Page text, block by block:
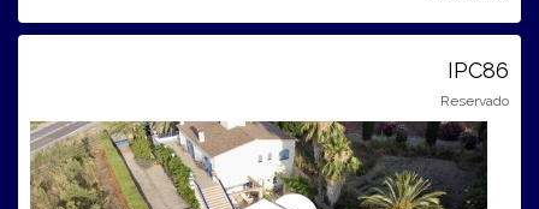
IPC86
Reservado